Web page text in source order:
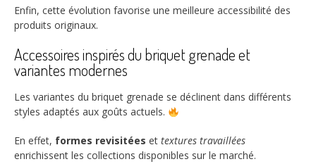
Enfin, cette évolution favorise une meilleure accessibilité des
produits originaux.
Accessoires inspirés du briquet grenade et
variantes modernes
Les variantes du briquet grenade se déclinent dans différents
styles adaptés aux goûts actuels.
En effet, formes revisitées et textures travaillées
enrichissent les collections disponibles sur le marché.